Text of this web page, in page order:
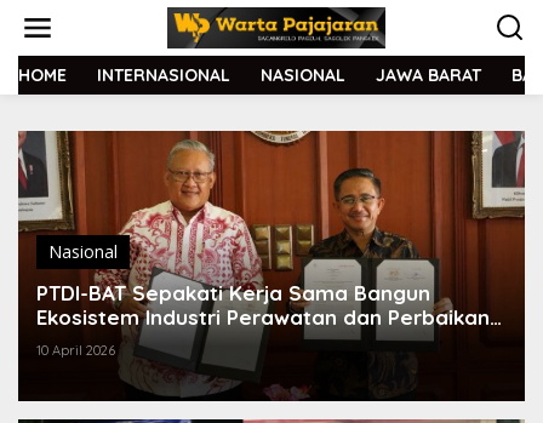
t
HOME INTERNASIONAL NASIONAL JAWA BARAT
Nasional
PTDI-BAT Sepakati Kerja Sama Bangun
Ekosistem Industri Perawatan dan Perbaikan
Pesawat
10 April 2026